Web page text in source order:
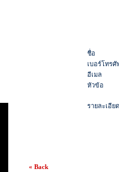
ชื่อ
เบอร์โทรศั
อีเมล
หัวข้อ
รายละเอียด
« Back